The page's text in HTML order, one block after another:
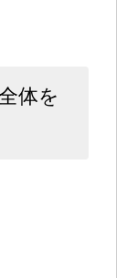
体を